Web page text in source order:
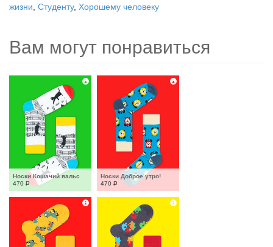
жизни Студенту, Хорошему человеку
Вам могут понравиться
Носки Кошачий вальс
470 Р
Носки Доброе утро!
470 Р